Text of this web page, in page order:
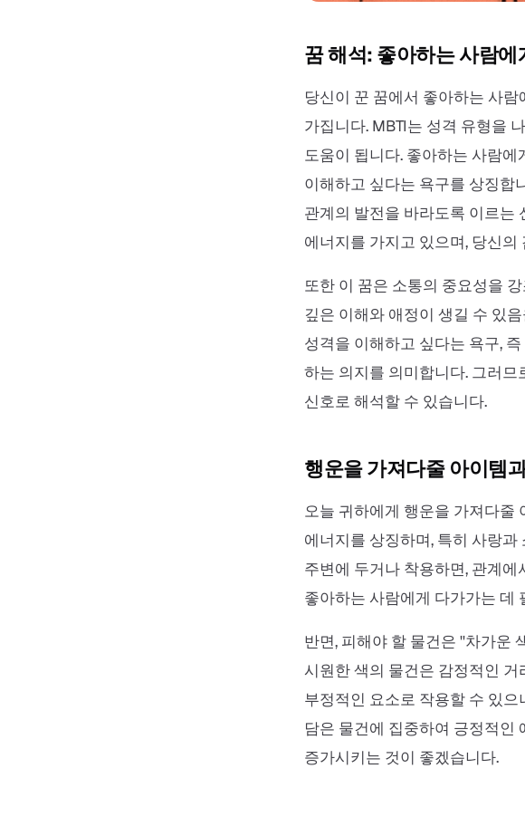
꿈 해석: 좋아하는 사람
당신이 꾼 꿈에서 좋아하는 사
가집니다. MBTI는 성격 유형을
도움이 됩니다. 좋아하는 사람
이해하고 싶다는 욕구를 상징합
관계의 발전을 바라도록 이르는
에너지를 가지고 있으며, 당신
또한 이 꿈은 소통의 중요성을
깊은 이해와 애정이 생길 수 있
성격을 이해하고 싶다는 욕구,
하는 의지를 의미합니다. 그러
신호로 해석할 수 있습니다.
행운을 가져다줄 아이템
오늘 귀하에게 행운을 가져다줄
에너지를 상징하며, 특히 사랑
주변에 두거나 착용하면, 관계
좋아하는 사람에게 다가가는 데
반면, 피해야 할 물건은 ''차가운
시원한 색의 물건은 감정적인
부정적인 요소로 작용할 수 있
담은 물건에 집중하여 긍정적인
증가시키는 것이 좋겠습니다.